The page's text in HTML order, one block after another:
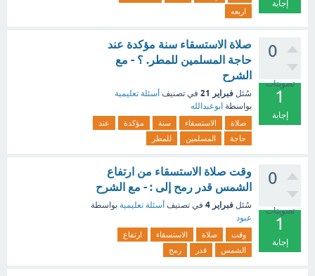
إجابة
اربعه
0
تصويتات
1
إجابة
صلاة الاستسقاء سنة مؤكدة عند
حاجة المسلمين للمطر. ؟ - مع
الشرح
سُئل فبراير 21 في تصنيف أسئلة تعليمية
بواسطة ابوعبدالله
صلاة الاستسقاء سنة مؤكدة
عند
حاجة
المسلمين للمطر
0
تصويتات
1
إجابة
وقت صلاة الاستسقاء من ارتفاع
الشمس قدر رمح إلى : - مع الشرح
سُئل فبراير 4 في تصنيف أسئلة تعليمية بواسطة
عبود
وقت صلاة الاستسقاء
ارتفاع
الشمس
قدر رمح